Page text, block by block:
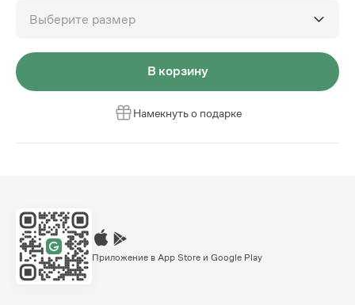
Выберите размер
В корзину
Намекнуть о подарке
Приложение в App Store и Google Play